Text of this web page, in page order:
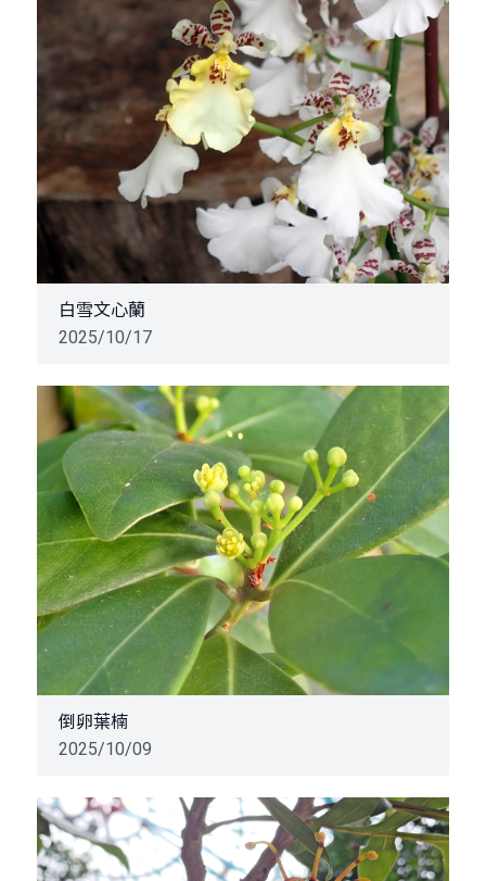
白雪文心蘭
2025/10/17
倒卵葉楠
2025/10/09